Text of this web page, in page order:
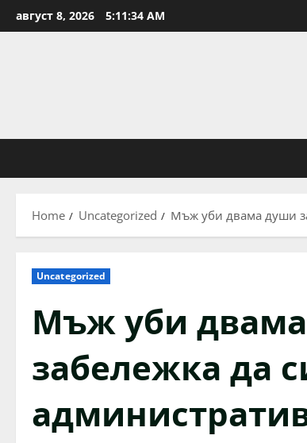
to
август 8, 2026 5:11:35 AM
Home Uncategorized Мъж уби двама души
Uncategorized
Мъж уби
забележка да